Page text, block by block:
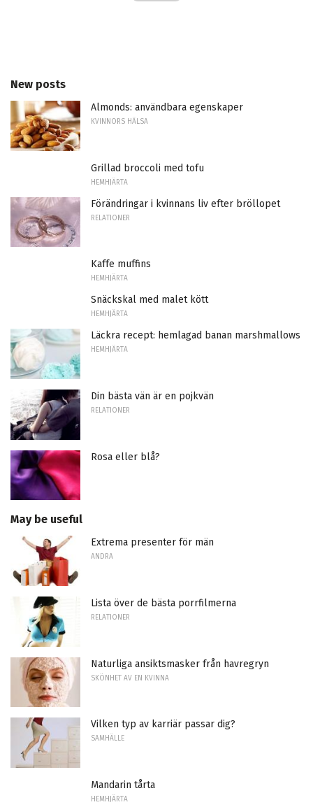
New posts
Almonds: användbara egenskaper
KVINNORS HÄLSA
Grillad broccoli med tofu
HEMHJÄRTA
Förändringar i kvinnans liv efter bröllopet
RELATIONER
Kaffe muffins
HEMHJÄRTA
Snäckskal med malet kött
HEMHJÄRTA
Läckra recept: hemlagad banan marshmallows
HEMHJÄRTA
Din bästa vän är en pojkvän
RELATIONER
Rosa eller blå?
May be useful
Extrema presenter för män
ANDRA
Lista över de bästa porrfilmerna
RELATIONER
Naturliga ansiktsmasker från havregryn
SKÖNHET AV EN KVINNA
Vilken typ av karriär passar dig?
SAMHÄLLE
Mandarin tårta
HEMHJÄRTA